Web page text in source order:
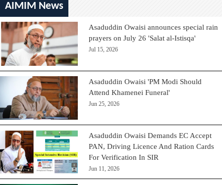
AIMIM News
Asaduddin Owaisi announces special rain
prayers on July 26 'Salat al-Istisqa'
Jul 15, 2026
Asaduddin Owaisi 'PM Modi Should
Attend Khamenei Funeral'
Jun 25, 2026
Asaduddin Owaisi Demands EC Accept
PAN, Driving Licence And Ration Cards
For Verification In SIR
Jun 11, 2026